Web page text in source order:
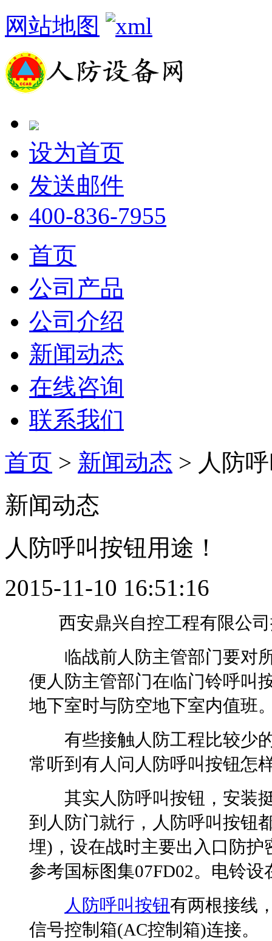
网站地图
设为首页
发送邮件
400-836-7955
首页
公司产品
公司介绍
新闻动态
在线咨询
联系我们
首页 > 新闻动态 > 人防
新闻动态
人防呼叫按钮用途！
2015-11-10 16:51:16
西安鼎兴自控工程有限公司
临战前人防主管部门要对所
便人防主管部门在临门铃呼叫
地下室时与防空地下室内值班
有些接触人防工程比较少的
常听到有人问人防呼叫按钮怎
其实人防呼叫按钮，安装挺
到人防门就行，人防呼叫按钮
埋)，设在战时主要出入口防护
参考国标图集07FD02。电铃
人防呼叫按钮有两根接线
信号控制箱(AC控制箱)连接。